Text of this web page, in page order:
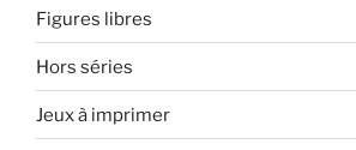
Figures libres
Hors séries
Jeux à imprimer